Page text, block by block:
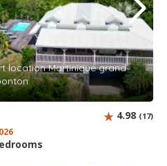
location Martinique grand
4.98 (17)